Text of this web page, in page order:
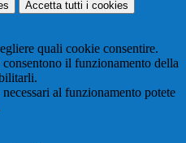
Accetta tutti i cookies
quali cookie consentire.
il funzionamento della
al funzionamento potete